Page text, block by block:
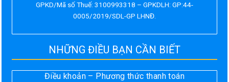
GPKD/Mã số Thuế: 3100993318 – GPKDLH: GP:44-
0005/2019/SDL-GP LHNĐ.
NHỮNG ĐIỀU BẠN CẦN BIẾT
Điều khoản – Phương thức thanh toán